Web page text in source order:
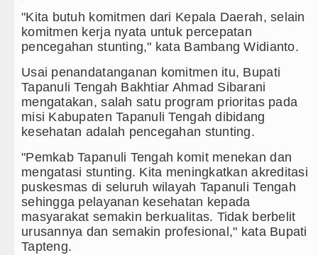
Dayang Nan Tujuh Menggetarkan
Transnusa Resmikan Penerbangan
Juventus vs Palermo Laga
"Kita butuh komitmen dari Kepala Daerah, selain
komitmen kerja nyata untuk percepatan
pencegahan stunting," kata Bambang Widianto.
Usai penandatanganan komitmen itu, Bupati
Tapanuli Tengah Bakhtiar Ahmad Sibarani
mengatakan, salah satu program prioritas pada
misi Kabupaten Tapanuli Tengah dibidang
kesehatan adalah pencegahan stunting.
"Pemkab Tapanuli Tengah komit menekan dan
mengatasi stunting. Kita meningkatkan akreditasi
puskesmas di seluruh wilayah Tapanuli Tengah
sehingga pelayanan kesehatan kepada
masyarakat semakin berkualitas. Tidak berbelit
urusannya dan semakin profesional," kata Bupati
Tapteng.